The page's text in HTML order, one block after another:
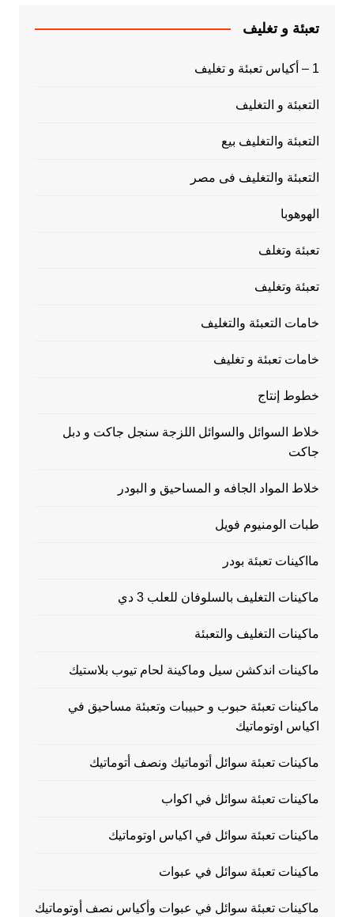
تعبئة و تغليف
1 – أكياس تعبئة و تغليف
التعبئة و التغليف
التعبئة والتغليف بيع
التعبئة والتغليف فى مصر
الهوهوبا
تعبئة وتغلف
تعبئة وتغليف
خامات التعبئة والتغليف
خامات تعبئة و تغليف
خطوط إنتاج
خلاط السوائل والسوائل اللزجة سنجل جاكت و دبل
جاكت
خلاط المواد الجافه و المساحيق و البودر
طبات الومنيوم فويل
مااكينات تعبئة بودر
ماكينات التغليف بالسلوفان للعلب 3 دي
ماكينات التغليف والتعبئة
ماكينات اندكشن سيل وماكينة لحام تيوب بلاستيك
ماكينات تعبئة حبوب و حبيبات وتعبئة مساحيق في
اكياس اوتوماتيك
ماكينات تعبئة سوائل أتوماتيك ونصف أتوماتيك
ماكينات تعبئة سوائل في اكواب
ماكينات تعبئة سوائل في اكياس اوتوماتيك
ماكينات تعبئة سوائل في عبوات
ماكينات تعبئة سوائل في عبوات وأكياس نصف أوتوماتيك